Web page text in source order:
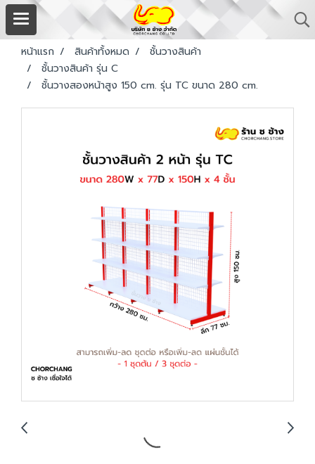
หน้าแรก สินค้าทั้งหมด
ชั้นวางสินค้า
ชั้นวางสินค้า รุ่น C
ชั้นวางสองหน้าสูง 150 cm. รุ่น TC ขนาด 280 cm.